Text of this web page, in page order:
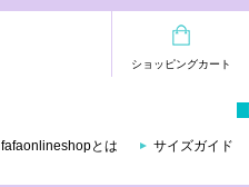
ショッピングカート
fafaonlineshopとは サイズガイド